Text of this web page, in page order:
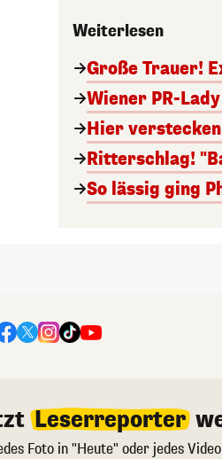
Weiterlesen
Große Trauer!
Wiener PR-
Hier
Ritterschlag!
So lässig ging
Leserreporter
Foto in "Heute" oder jedes